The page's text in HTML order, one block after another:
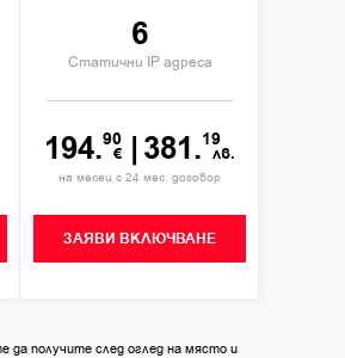
6
Статични IP адреса
194.90
€ |381.19
лв.
на месец с 24 мес. договор
ЗАЯВИ ВКЛЮЧВАНЕ
да получите след оглед на място и